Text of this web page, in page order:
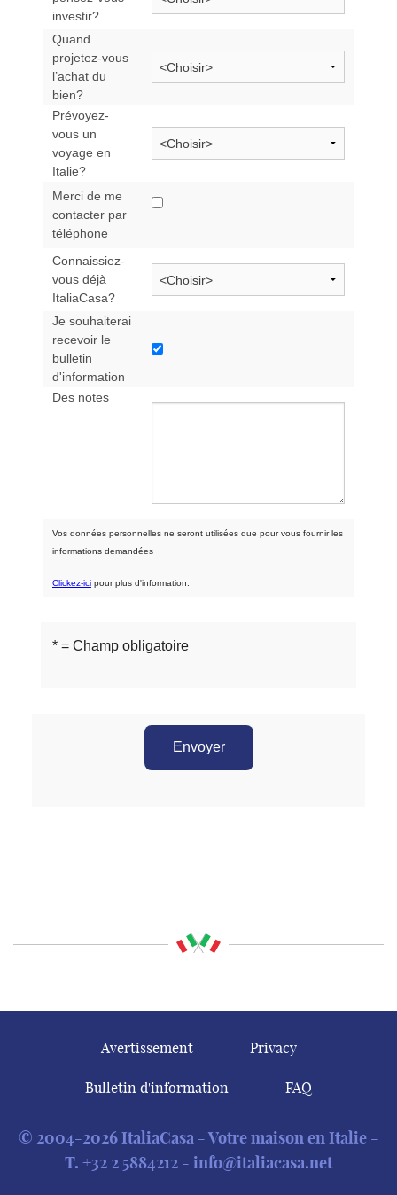
Avertissement Privacy
Bulletin d'information FAQ
© 2004-2026 ItaliaCasa - Votre maison en Italie -
T. +32 2 5884212 - info@italiacasa.net